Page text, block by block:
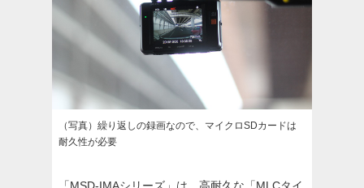
（写真）繰り返しの録画なので、マイクロSDカードは
耐久性が必要
「MSD-IMAシリーズ」は、高耐久な「MLCタイ